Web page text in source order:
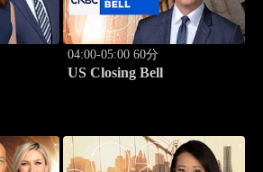
04:00-05:00 60分
US Closing Bell